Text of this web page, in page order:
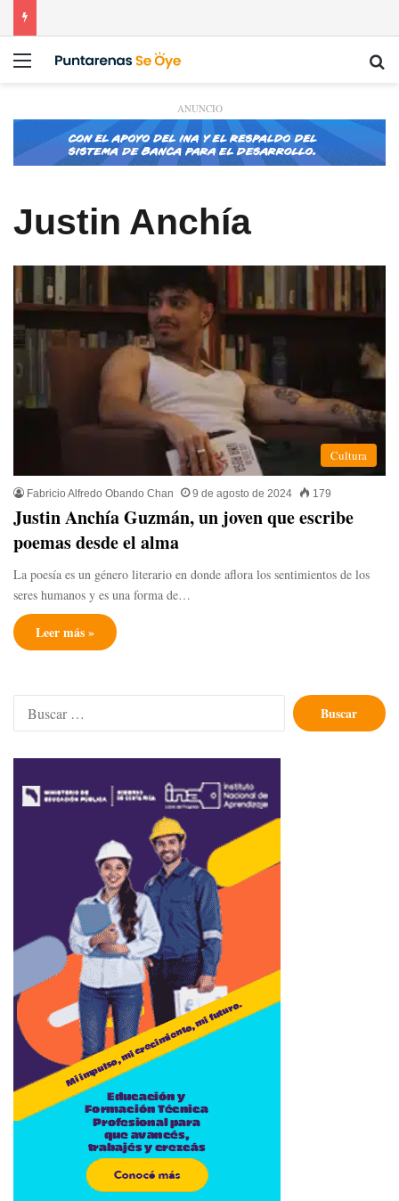
Menú
ANUNCIO
Justin Anchía
Cultura
Fabricio Alfredo Obando Chan 9 de agosto de 2024 179
Justin Anchía Guzmán, un joven que escribe
poemas desde el alma
La poesía es un género literario en donde aflora los sentimientos de los
seres humanos y es una forma de…
Leer más »
Buscar: